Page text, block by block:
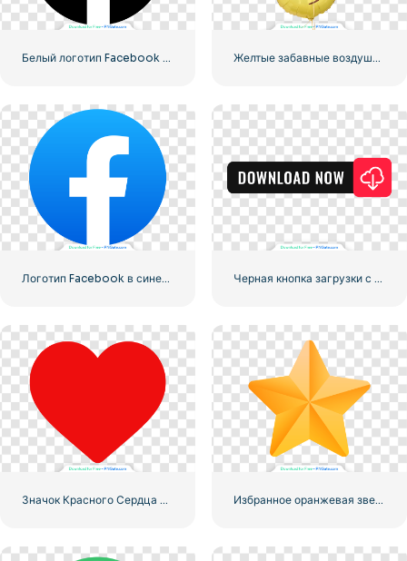
Белый логотип Facebook в черном круге Желтые забавные воздушные шары с смайликами Love
Логотип Facebook в синем кружке Черная кнопка загрузки с красным значком знака
Избранное оранжевая звезда